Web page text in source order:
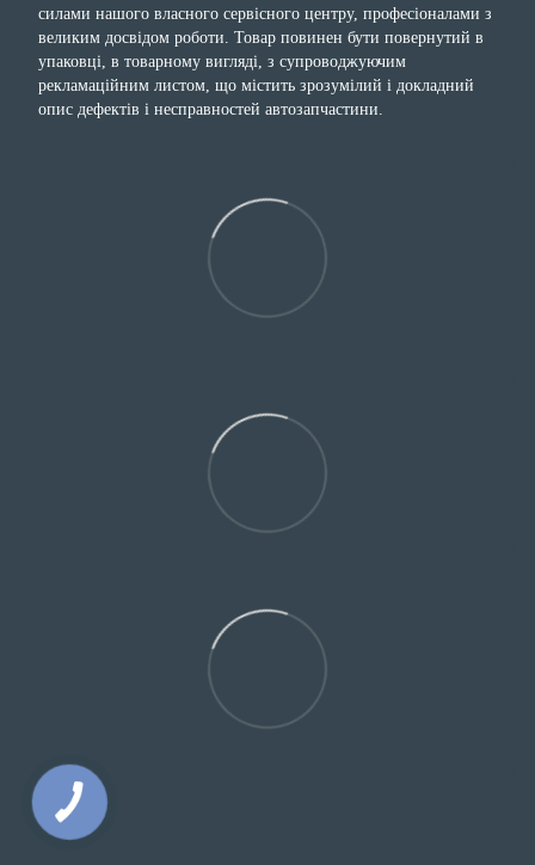
силами нашого власного сервісного центру, професіоналами з
великим досвідом роботи. Товар повинен бути повернутий в
упаковці, в товарному вигляді, з супроводжуючим
рекламаційним листом, що містить зрозумілий і докладний
опис дефектів і несправностей автозапчастини.